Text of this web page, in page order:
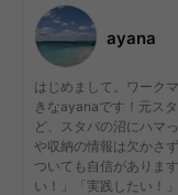
ayana
はじめまして。ワーク
きなayanaです！元ス
ど、スタバの沼にハマ
や収納の情報は欠かさ
ついても自信がありま
い！」「実践したい！